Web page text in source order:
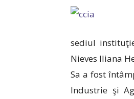
sediul
Nieves Iliana
Sa a fost
Industrie şi